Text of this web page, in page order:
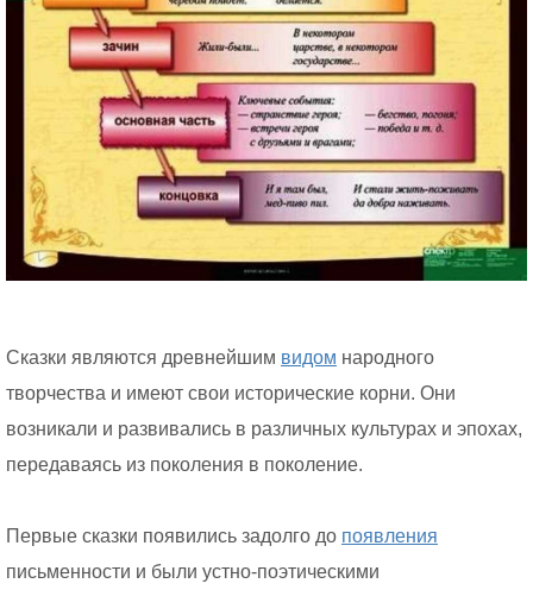
Сказки являются древнейшим видом народного
творчества и имеют свои исторические корни. Они
возникали и развивались в различных культурах и эпохах,
передаваясь из поколения в поколение.
Первые сказки появились задолго до появления
письменности и были устно-поэтическими